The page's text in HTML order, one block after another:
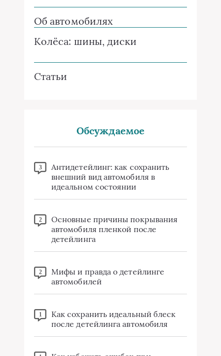
Об автомобилях
Колёса: шины, диски
Статьи
Обсуждаемое
3
Антидетейлинг: как сохранить
внешний вид автомобиля в
идеальном состоянии
2
Основные причины покрывания
автомобиля пленкой после
детейлинга
2
Мифы и правда о детейлинге
автомобилей
1
Как сохранить идеальный блеск
после детейлинга автомобиля